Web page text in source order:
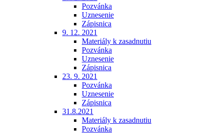
Pozvánka
Uznesenie
Zápisnica
9. 12. 2021
Materiály k zasadnutiu
Pozvánka
Uznesenie
Zápisnica
23. 9. 2021
Pozvánka
Uznesenie
Zápisnica
31.8.2021
Materiály k zasadnutiu
Pozvánka